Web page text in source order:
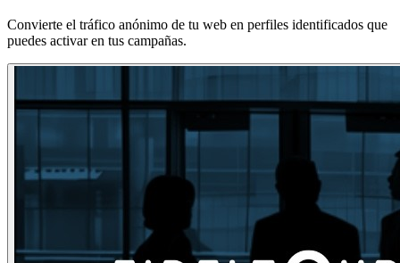
Convierte el tráfico anónimo de tu web en perfiles identificados que
puedes activar en tus campañas.